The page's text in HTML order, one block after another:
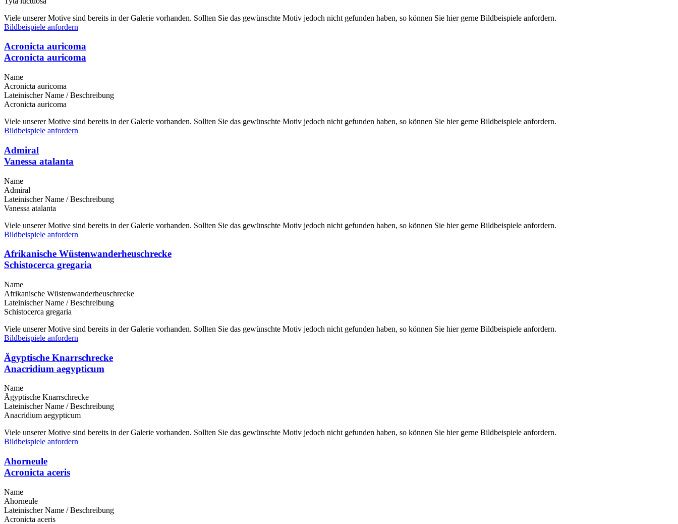
Viele unserer Motive sind bereits in der Galerie vorhanden. Sollten Sie das gewünschte Motiv jedoch nicht gefunden haben, so können Sie hier gerne Bildbeispiele anfordern.
Bildbeispiele anfordern
Acronicta auricoma
Acronicta auricoma
Name
Acronicta auricoma
Lateinischer Name / Beschreibung
Acronicta auricoma
Viele unserer Motive sind bereits in der Galerie vorhanden. Sollten Sie das gewünschte Motiv jedoch nicht gefunden haben, so können Sie hier gerne Bildbeispiele anfordern.
Bildbeispiele anfordern
Admiral
Vanessa atalanta
Name
Admiral
Lateinischer Name / Beschreibung
Vanessa atalanta
Viele unserer Motive sind bereits in der Galerie vorhanden. Sollten Sie das gewünschte Motiv jedoch nicht gefunden haben, so können Sie hier gerne Bildbeispiele anfordern.
Bildbeispiele anfordern
Afrikanische Wüstenwanderheuschrecke
Schistocerca gregaria
Name
Afrikanische Wüstenwanderheuschrecke
Lateinischer Name / Beschreibung
Schistocerca gregaria
Viele unserer Motive sind bereits in der Galerie vorhanden. Sollten Sie das gewünschte Motiv jedoch nicht gefunden haben, so können Sie hier gerne Bildbeispiele anfordern.
Bildbeispiele anfordern
Ägyptische Knarrschrecke
Anacridium aegypticum
Name
Ägyptische Knarrschrecke
Lateinischer Name / Beschreibung
Anacridium aegypticum
Viele unserer Motive sind bereits in der Galerie vorhanden. Sollten Sie das gewünschte Motiv jedoch nicht gefunden haben, so können Sie hier gerne Bildbeispiele anfordern.
Bildbeispiele anfordern
Ahorneule
Acronicta aceris
Name
Ahorneule
Lateinischer Name / Beschreibung
Acronicta aceris